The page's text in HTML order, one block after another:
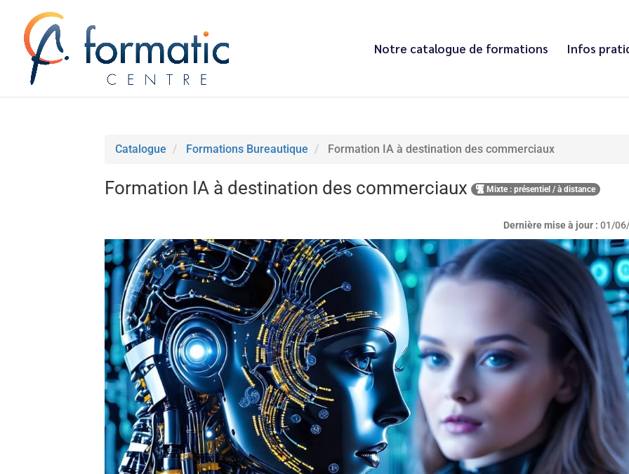
Notre catalogue de formations Infos
Catalogue Formations Bureautique Formation IA à destination des commerciaux
Formation IA à destination des commerciaux Mixte : présentiel / à distance
Dernière mise à jour :01/